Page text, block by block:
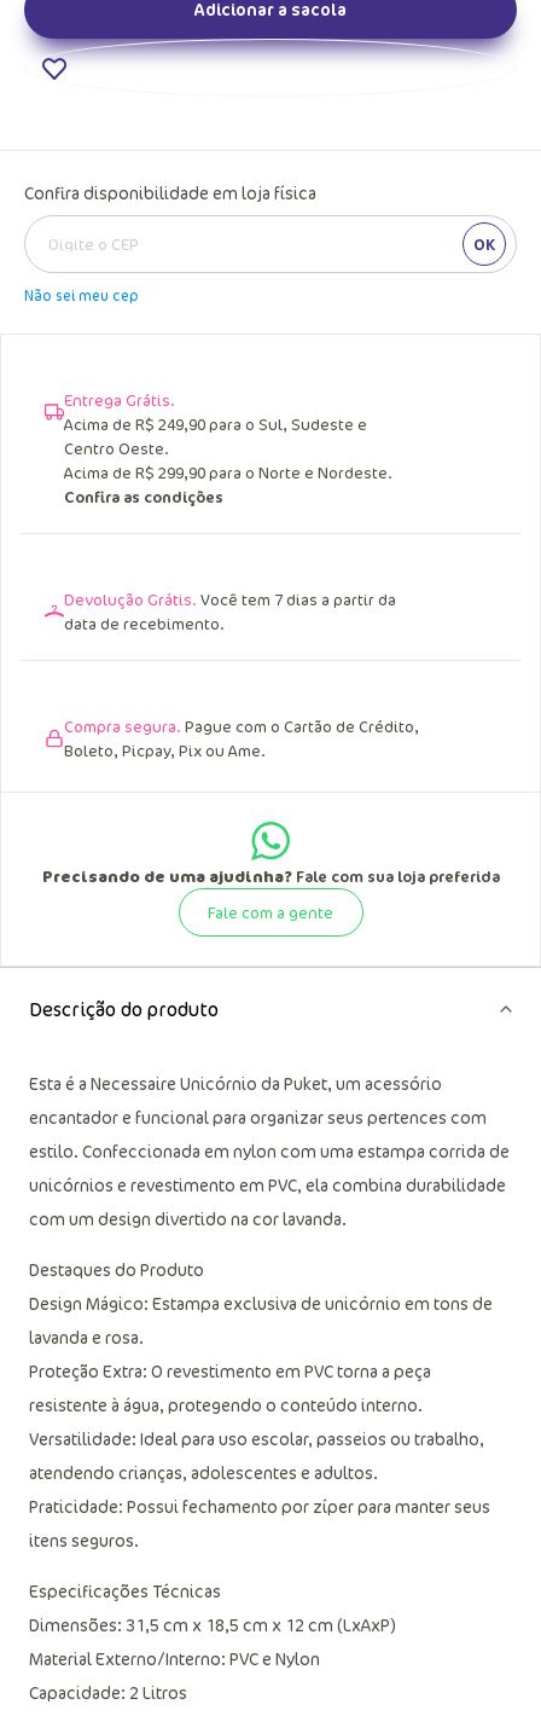
Adicionar a sacola
Confira disponibilidade em loja física
OK
Não sei meu cep
Entrega Grátis.
Acima de R$ 249,90 para o Sul, Sudeste e
Centro Oeste.
Acima de R$ 299,90 para o Norte e Nordeste.
Confira as condições
Devolução Grátis. Você tem 7 dias a partir da
data de recebimento.
Compra segura. Pague com o Cartão de Crédito,
Boleto, Picpay, Pix ou Ame.
Precisando de uma ajudinha?Fale com sua loja preferida
Fale com a gente
Descrição do produto
Esta é a Necessaire Unicórnio da Puket, um acessório
encantador e funcional para organizar seus pertences com
estilo. Confeccionada em nylon com uma estampa corrida de
unicórnios e revestimento em PVC, ela combina durabilidade
com um design divertido na cor lavanda.
Destaques do Produto
Design Mágico: Estampa exclusiva de unicórnio em tons de
lavanda e rosa.
Proteção Extra: O revestimento em PVC torna a peça
resistente à água, protegendo o conteúdo interno.
Versatilidade: Ideal para uso escolar, passeios ou trabalho,
atendendo crianças, adolescentes e adultos.
Praticidade: Possui fechamento por zíper para manter seus
itens seguros.
Especificações Técnicas
Dimensões: 31,5 cm x 18,5 cm x 12 cm (LxAxP)
Material Externo/Interno: PVC e Nylon
Capacidade: 2 Litros